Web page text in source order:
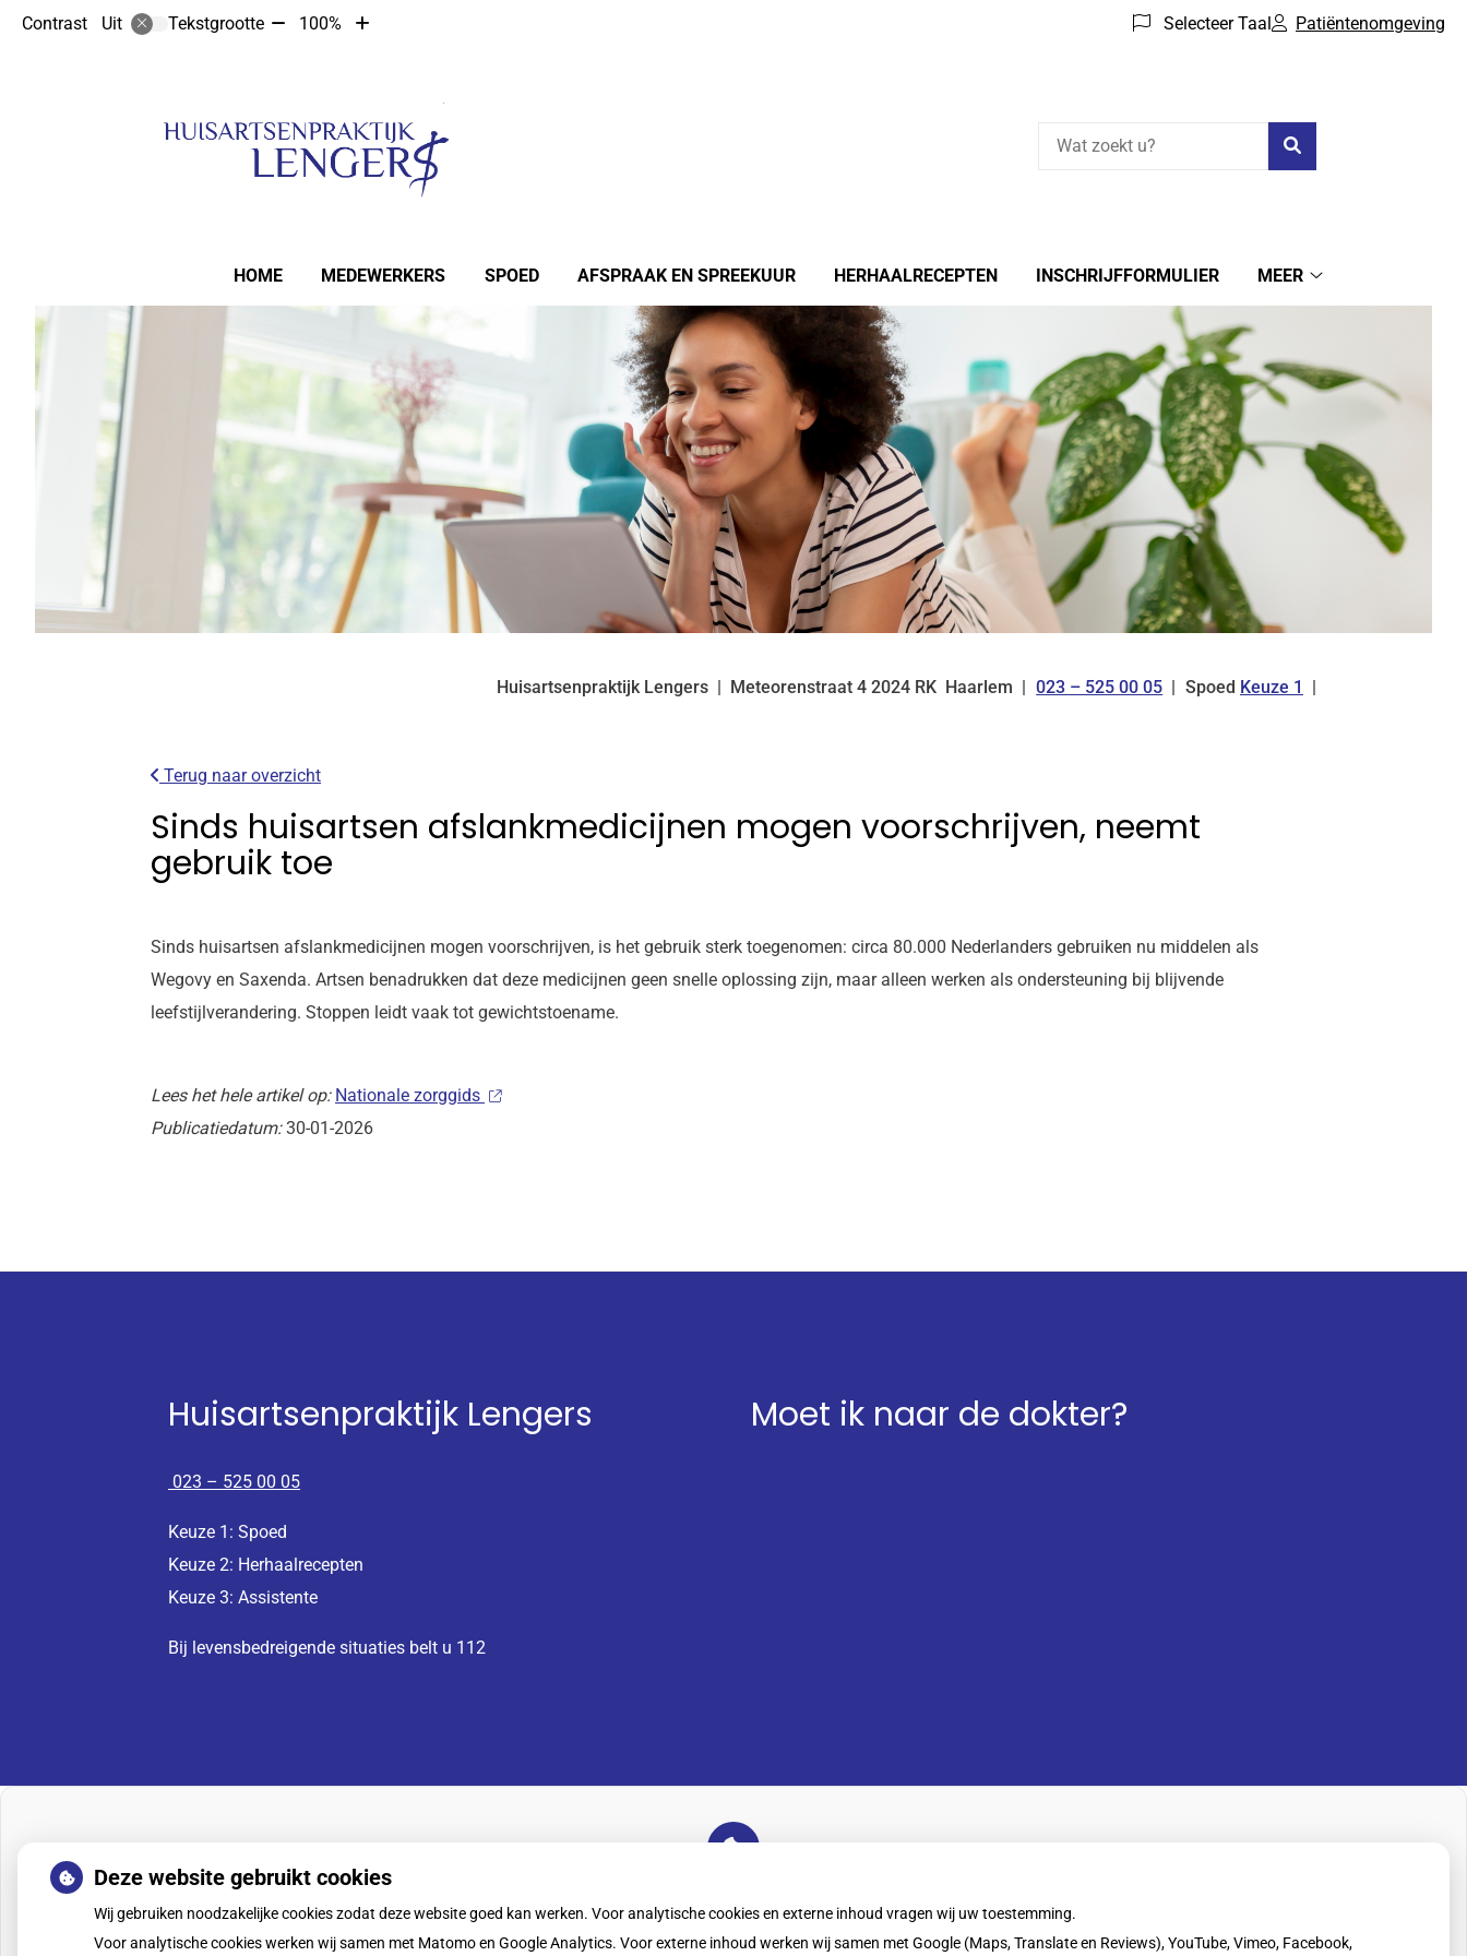
Contrast Uit Tekstgrootte Tekst100%
Tekst
Selecteer Taal Patiëntenomgeving
Hoofdmenu
HOME MEDEWERKERS SPOED AFSPRAAK EN SPREEKUUR HERHAALRECEPTEN INSCHRIJFFORMULIER
MEER
Huisartsenpraktijk Lengers Meteorenstraat 4 2024 RK Haarlem Tel:
023 – 525 00 05 Spoed Keuze 1
Terug naar overzicht
Sinds huisartsen afslankmedicijnen mogen voorschrijven, neemt
gebruik toe
Sinds huisartsen afslankmedicijnen mogen voorschrijven, is het gebruik sterk toegenomen: circa 80.000 Nederlanders gebruiken nu middelen als
Wegovy en Saxenda. Artsen benadrukken dat deze medicijnen geen snelle oplossing zijn, maar alleen werken als ondersteuning bij blijvende
leefstijlverandering. Stoppen leidt vaak tot gewichtstoename.
Lees het hele artikel op: Nationale zorggids
Publicatiedatum:30-01-2026
Huisartsenpraktijk Lengers
023 – 525 00 05
Keuze 1: Spoed
Keuze 2: Herhaalrecepten
Keuze 3: Assistente
Bij levensbedreigende situaties belt u 112
Moet ik naar de dokter?
externe inhoud
die nodig is om dit te zien.
Cookie-instellingen wijzigen
Deze website gebruikt cookies
Wij gebruiken noodzakelijke cookies zodat deze website goed kan werken. Voor analytische cookies en externe inhoud vragen wij uw toestemming.
Voor analytische cookies werken wij samen met Matomo en Google Analytics. Voor externe inhoud werken wij samen met Google (Maps, Translate en Reviews), YouTube, Vimeo, Facebook,